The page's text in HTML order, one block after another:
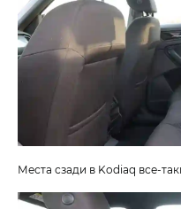
Места сзади в Kodiaq все-